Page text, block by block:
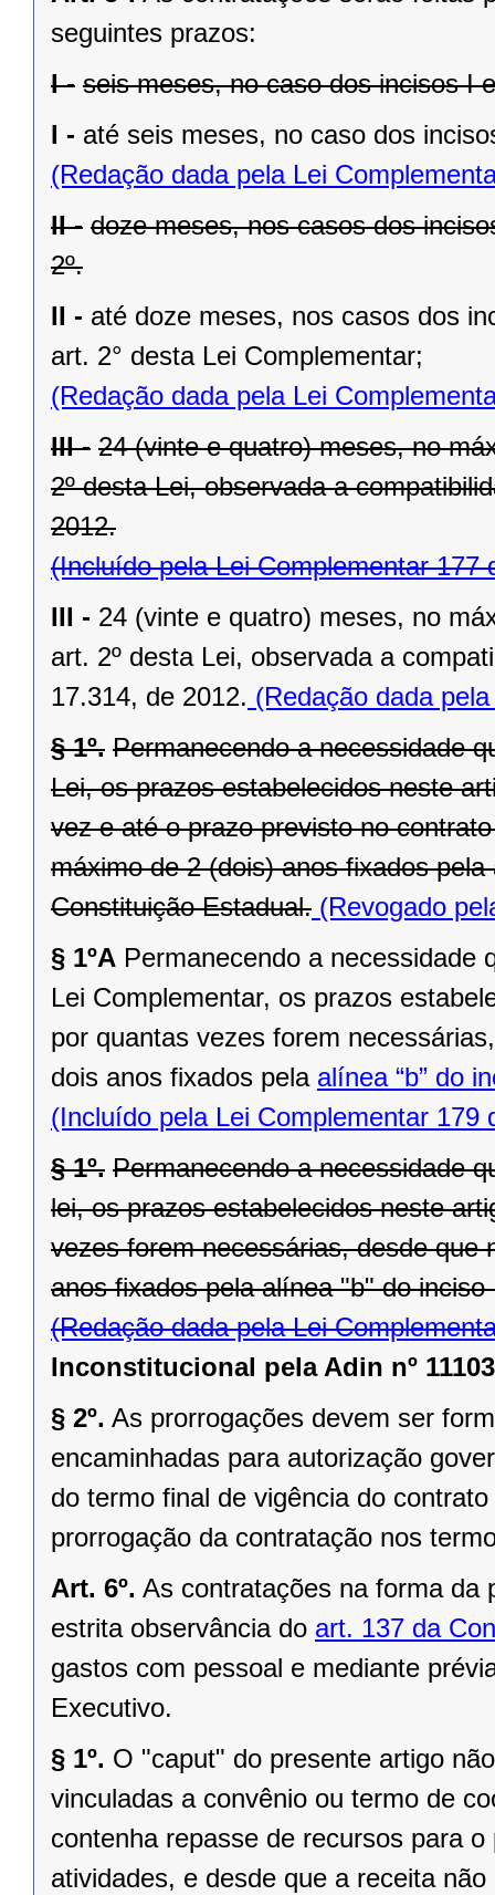
seguintes prazos:
I - seis meses, no caso dos incisos I
I - até seis meses, no caso dos
(Redação dada pela Lei
II - doze meses, nos casos dos
2º.
II - até doze meses, nos casos dos
art. 2° desta Lei Complementar;
(Redação dada pela Lei
III - 24 (vinte e quatro) meses, no
2º desta Lei, observada a
2012.
(Incluído pela Lei Complementar 177
III - 24 (vinte e quatro) meses, no
art. 2º desta Lei, observada a
17.314, de 2012. (Redação dada
§ 1º. Permanecendo a necessidade
Lei, os prazos estabelecidos neste
vez e até o prazo previsto no
máximo de 2 (dois) anos fixados
Constituição Estadual. (Revogado
§ 1ºA Permanecendo a necessidade
Lei Complementar, os prazos
por quantas vezes forem
dois anos fixados pela alínea “b” do
(Incluído pela Lei Complementar 179
§ 1º. Permanecendo a necessidade
lei, os prazos estabelecidos neste
vezes forem necessárias, desde que
anos fixados pela alínea "b" do
(Redação dada pela Lei
Inconstitucional pela Adin nº
§ 2º. As prorrogações devem ser
encaminhadas para autorização
do termo final de vigência do
prorrogação da contratação nos
Art. 6º. As contratações na forma da
estrita observância do art. 137 da
gastos com pessoal e mediante
Executivo.
§ 1º. O "caput" do presente artigo
vinculadas a convênio ou termo de
contenha repasse de recursos para
atividades, e desde que a receita